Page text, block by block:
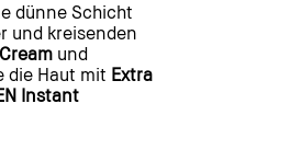
dünne Schicht
und kreisenden
und
die Haut mit Extra
Instant